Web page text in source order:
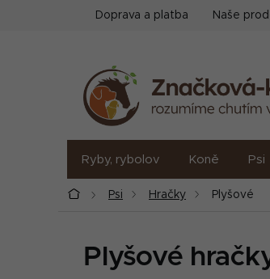
Doprava a platba Naše
Ryby, rybolov Koně Psi
DomůPsi Hračky Plyšové
Plyšové